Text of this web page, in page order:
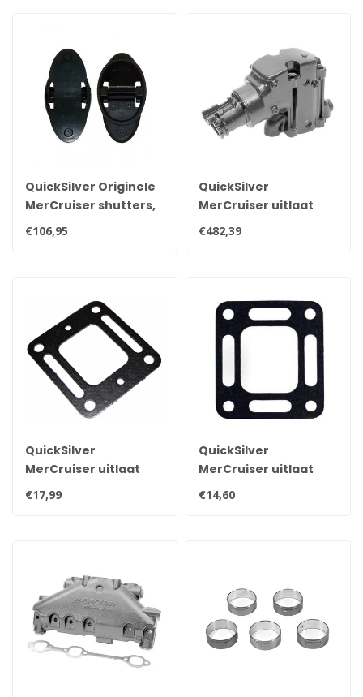
QuickSilver Originele
MerCruiser shutters,
uitlaat terugslag
€106,95
QuickSilver
MerCruiser uitlaat
bocht voor V6 en V8
€482,39
QuickSilver
MerCruiser uitlaat
bocht pakking voor V6
€17,99
QuickSilver
MerCruiser uitlaat
bocht pakking voor V6
€14,60